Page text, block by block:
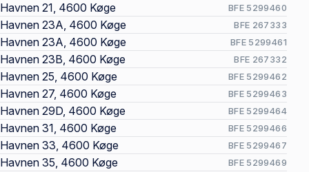
Havnen 21, 4600 Køge BFE 5299460
Havnen 23A, 4600 Køge BFE 267333
Havnen 23A, 4600 Køge BFE 5299461
Havnen 23B, 4600 Køge BFE 267332
Havnen 25, 4600 Køge BFE 5299462
Havnen 27, 4600 Køge BFE 5299463
Havnen 29D, 4600 Køge BFE 5299464
Havnen 31, 4600 Køge BFE 5299466
Havnen 33, 4600 Køge BFE 5299467
Havnen 35, 4600 Køge BFE 5299469